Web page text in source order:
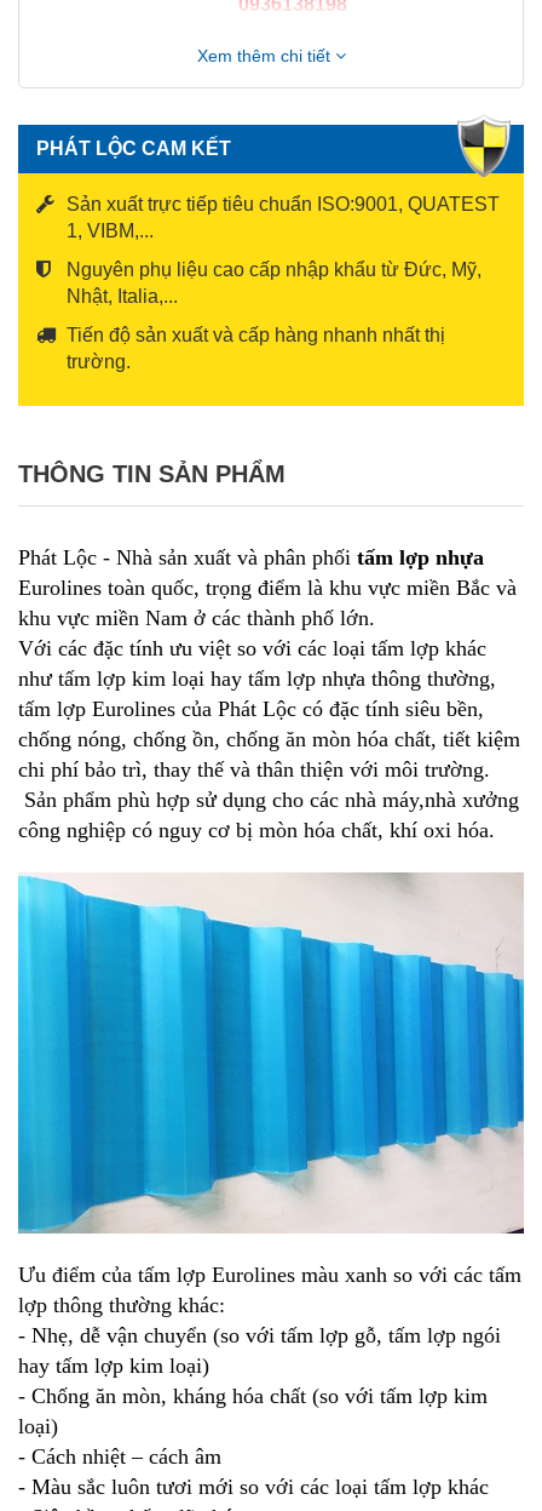
Xem thêm chi tiết
PHÁT LỘC CAM KẾT
Sản xuất trực tiếp tiêu chuẩn ISO:9001, QUATEST
1, VIBM,...
Nguyên phụ liệu cao cấp nhập khẩu từ Đức, Mỹ,
Nhật, Italia,...
Tiến độ sản xuất và cấp hàng nhanh nhất thị
trường.
THÔNG TIN SẢN PHẨM
Phát Lộc - Nhà sản xuất và phân phối tấm lợp nhựa
Eurolines toàn quốc, trọng điểm là khu vực miền Bắc và
khu vực miền Nam ở các thành phố lớn.
Với các đặc tính ưu việt so với các loại tấm lợp khác
như tấm lợp kim loại hay tấm lợp nhựa thông thường,
tấm lợp Eurolines của Phát Lộc có đặc tính siêu bền,
chống nóng, chống ồn, chống ăn mòn hóa chất, tiết kiệm
chi phí bảo trì, thay thế và thân thiện với môi trường.
Sản phẩm phù hợp sử dụng cho các nhà máy,nhà xưởng
công nghiệp có nguy cơ bị mòn hóa chất, khí oxi hóa.
Ưu điểm của tấm lợp Eurolines màu xanh so với các tấm
lợp thông thường khác:
- Nhẹ, dễ vận chuyển (so với tấm lợp gỗ, tấm lợp ngói
hay tấm lợp kim loại)
- Chống ăn mòn, kháng hóa chất (so với tấm lợp kim
loại)
- Cách nhiệt – cách âm
- Màu sắc luôn tươi mới so với các loại tấm lợp khác